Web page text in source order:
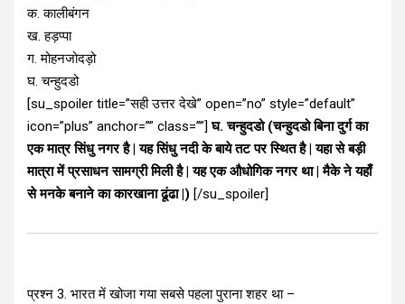
क. कालीबंगन
ख. हड़प्पा
ग. मोहनजोदड़ो
घ. चन्हुदडो
[su_spoiler title=”सही उत्तर देखे” open=”no” style=”default”
icon=”plus” anchor=”” class=””] घ. चन्हुदडो (चन्हुदडो बिना दुर्ग का
एक मात्र सिंधु नगर है | यह सिंधु नदी के बाये तट पर स्थित है | यहा से बड़ी
मात्रा में प्रसाधन सामग्री मिली है | यह एक औधोगिक नगर था | मैके ने यहाँ
से मनके बनाने का कारखाना ढूंढा |) [/su_spoiler]
प्रश्न 3. भारत में खोजा गया सबसे पहला पुराना शहर था –